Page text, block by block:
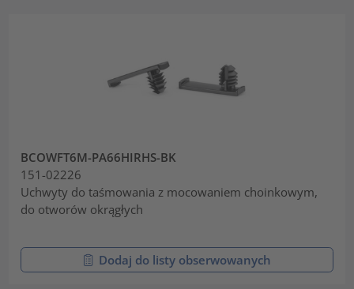
BCOWFT6M-PA66HIRHS-BK
151-02226
Uchwyty do taśmowania z mocowaniem choinkowym,
do otworów okrągłych
Dodaj do listy obserwowanych